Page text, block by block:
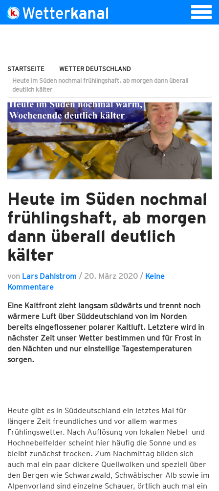
STARTSEITE
WETTER DEUTSCHLAND
Heute im Süden nochmal frühlingshaft, ab morgen dann überall
deutlich kälter
Heute im Süden nochmal
frühlingshaft, ab morgen
dann überall deutlich
kälter
von Lars Dahlstrom / 20. März 2020 / Keine
Kommentare
Eine Kaltfront zieht langsam südwärts und trennt noch
wärmere Luft über Süddeutschland von im Norden
bereits eingeflossener polarer Kaltluft. Letztere wird in
nächster Zeit unser Wetter bestimmen und für Frost in
den Nächten und nur einstellige Tagestemperaturen
sorgen.
Heute gibt es in Süddeutschland ein letztes Mal für
längere Zeit freundliches und vor allem warmes
Frühlingswetter. Nach Auflösung von lokalen Nebel- und
Hochnebelfelder scheint hier häufig die Sonne und es
bleibt zunächst trocken. Zum Nachmittag bilden sich
auch mal ein paar dickere Quellwolken und speziell über
den Bergen wie Schwarzwald, Schwäbischer Alb sowie im
Alpenvorland sind einzelne Schauer, örtlich auch mal ein